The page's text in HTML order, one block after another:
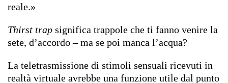
reale.»
Thirst trap significa trappole che ti fanno venire la
sete, d’accordo – ma se poi manca l’acqua?
La teletrasmissione di stimoli sensuali ricevuti in
realtà virtuale avrebbe una funzione utile dal punto